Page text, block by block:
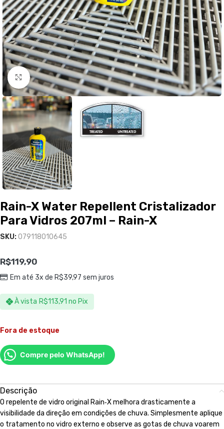
Clique para ampliar
Rain-X Water Repellent Cristalizador
Para Vidros 207ml – Rain-X
SKU:079118010645
R$119,90
Em até 3x de R$39,97 sem juros
À vista R$113,91 no Pix
Fora de estoque
Compre pelo WhatsApp!
Descrição
O repelente de vidro original Rain‑X melhora drasticamente a
visibilidade da direção em condições de chuva. Simplesmente aplique
o tratamento no vidro externo e observe as gotas de chuva voarem